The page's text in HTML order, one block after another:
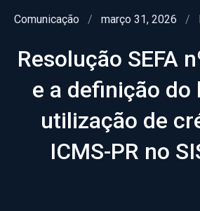
Comunicação / março 31, 2026 /
Resolução SEFA
e a definição do
utilização de
ICMS-PR no